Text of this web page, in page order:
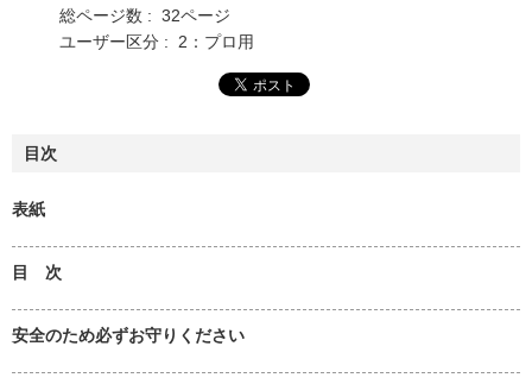
総ページ数 : 32ページ
ユーザー区分 : 2：プロ用
目次
表紙
目 次
安全のため必ずお守りください